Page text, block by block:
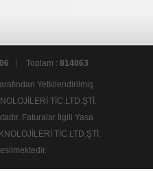
Toplam : 814063
Yetkilendirilmiş
TİC.LTD.ŞTİ.
Faturalar İlgili Yasa
TİC.LTD.ŞTİ.